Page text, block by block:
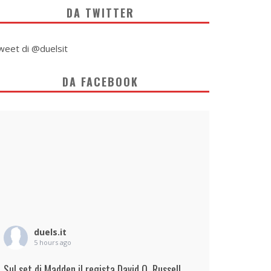
DA TWITTER
di @duelsit
DA FACEBOOK
duels.it
5 hours ago